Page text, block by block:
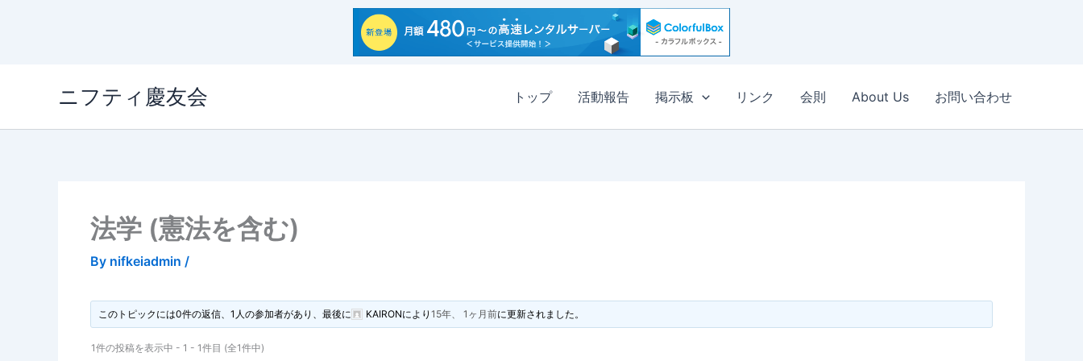
ニフティ慶友会 トップ 活動報告 掲示板 リンク 会則 About Us お問い合わせ
法学 (憲法を含む)
By nifkeiadmin /
このトピックには0件の返信、1人の参加者があり、最後に KAIRONにより15年、 1ヶ月前に更新されました。
1件の投稿を表示中 - 1 - 1件目 (全1件中)